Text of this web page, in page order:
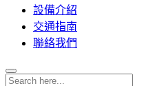
設備介紹
交通指南
聯絡我們